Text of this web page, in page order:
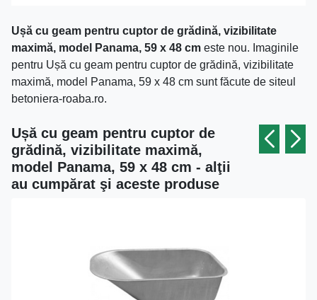
Ușă cu geam pentru cuptor de grădină, vizibilitate
maximă, model Panama, 59 x 48 cm este nou. Imaginile
pentru Ușă cu geam pentru cuptor de grădină, vizibilitate
maximă, model Panama, 59 x 48 cm sunt făcute de siteul
betoniera-roaba.ro.
Ușă cu geam pentru cuptor de
grădină, vizibilitate maximă,
model Panama, 59 x 48 cm - alţii
au cumpărat şi aceste produse